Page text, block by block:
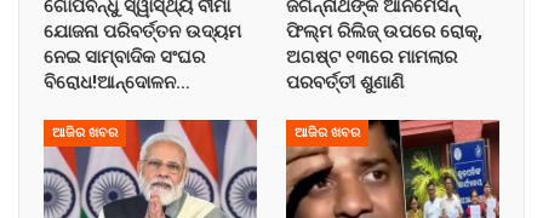
ଗୋପବନ୍ଧୁ ସ୍ୱାସ୍ଥ୍ୟ ବୀମା
ଯୋଜନା ପରିବର୍ତ୍ତନ ଉଦ୍ୟମ
ନେଇ ସାମ୍ବାଦିକ ସଂଘର
ବିରୋଧ!ଆନ୍ଦୋଳନ…
ଜଗନ୍ନାଥଙ୍କ ଆନିମେସନ୍
ଫିଲ୍ମ ରିଲିଜ୍ ଉପରେ ରୋକ୍,
ଅଗଷ୍ଟ ୧୩ରେ ମାମଲାର
ପରବର୍ତ୍ତୀ ଶୁଣାଣି
ଆଜିର ଖବର ଆଜିର ଖବର